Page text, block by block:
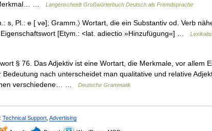
…
Langenscheidt Großwörterbuch Deutsch als Fremdsprache
s, Pl.: e [ və]; Gramm.〉 Wortart, die ein Substantiv od. Verb
[Etym.: <lat. adiectio »Hinzufügung«] …
§ 76. Das Adjektiv ist eine Wortart, die Merkmale, vor allem
nach unterscheidet man qualitative und relative
verschiedene… …
Deutsche Grammatik
Technical Support Advertising